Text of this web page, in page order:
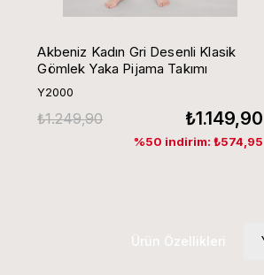
Akbeniz Kadın Gri Desenli Klasik
Gömlek Yaka Pijama Takımı
Y2000
₺1.149,90
₺1.249,90
%50 indirim: ₺574,95
Ürün Özellikleri